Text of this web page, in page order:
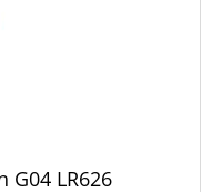
G04 LR626